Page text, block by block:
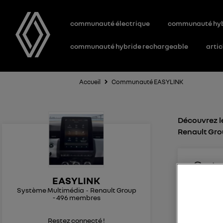
communauté électrique communauté
communauté hybride rechargeable
Accueil Communauté EASYLINK
EASYLINK
Système Multimédia
Renault Group
-496 membres
Restez connecté !
Découvrez
Renault